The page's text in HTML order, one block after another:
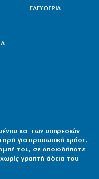
ΕΛΕΥΘΕΡΙΑ
και των υπηρεσιών
για προσωπική χρήση.
του, σε οποιοδήποτε
γραπτή άδεια του